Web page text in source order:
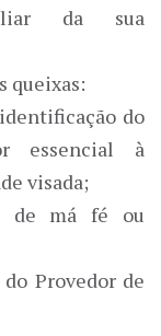
da sua
queixas:
do
essencial à
visada;
de má fé ou
Provedor de